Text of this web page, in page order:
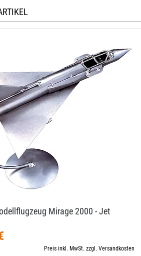
Mirage 2000 - Jet
Preis inkl. MwSt. zzgl. Versandkosten